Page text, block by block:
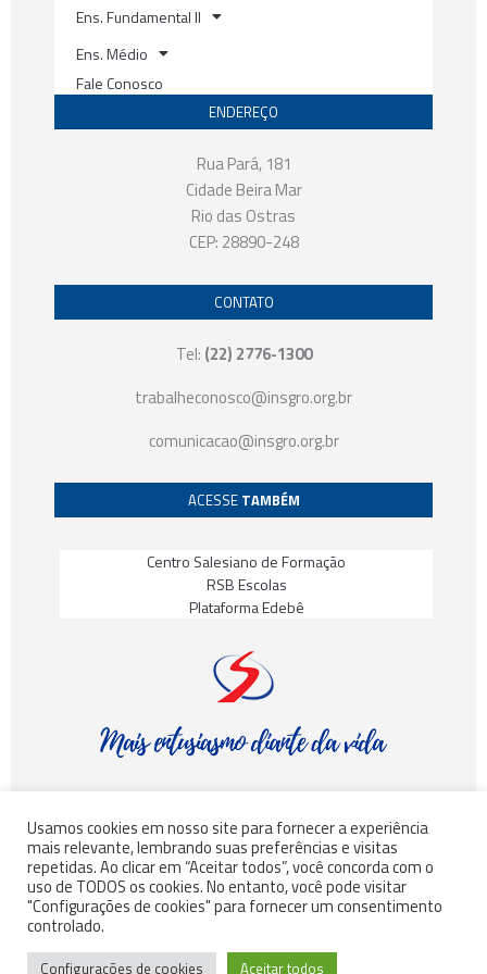
Ens. Fundamental II
Ens. Médio
Fale Conosco
ENDEREÇO
Rua Pará, 181
Cidade Beira Mar
Rio das Ostras
CEP: 28890-248
CONTATO
Tel: (22) 2776-1300
trabalheconosco@insgro.org.br
comunicacao@insgro.org.br
ACESSE TAMBÉM
Centro Salesiano de Formação
RSB Escolas
Plataforma Edebê
© Rede Salesiana Brasil – Todos os direitos reservados
Usamos cookies em nosso site para fornecer a experiência
mais relevante, lembrando suas preferências e visitas
repetidas. Ao clicar em “Aceitar todos”, você concorda com o
uso de TODOS os cookies. No entanto, você pode visitar
"Configurações de cookies" para fornecer um consentimento
controlado.
Configurações de cookies Aceitar todos